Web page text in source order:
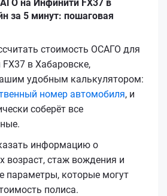
на Инфинити FX37 в
за 5 минут: пошаговая
стоимость ОСАГО для
в Хабаровске,
удобным калькулятором:
номер автомобиля, и
соберёт все
информацию о
возраст, стаж вождения и
параметры, которые могут
полиса.